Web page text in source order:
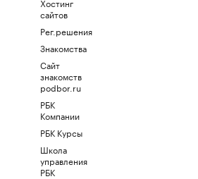
сайтов
Рег.решения
Знакомства
Сайт
знакомств
podbor.ru
РБК
Компании
РБК Курсы
Школа
управления
РБК